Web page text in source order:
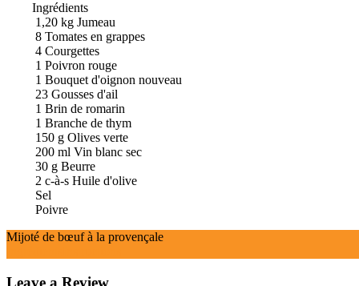
Ingrédients
1,20 kg Jumeau
8 Tomates en grappes
4 Courgettes
1 Poivron rouge
1 Bouquet d'oignon nouveau
23 Gousses d'ail
1 Brin de romarin
1 Branche de thym
150 g Olives verte
200 ml Vin blanc sec
30 g Beurre
2 c-à-s Huile d'olive
Sel
Poivre
Mijoté de bœuf à la provençale
Leave a Review